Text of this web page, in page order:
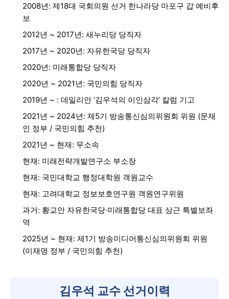
2008년: 제18대 국회의원 선거 한나라당 마포구 갑 예비후
보
2012년 ~ 2017년: 새누리당 당직자
2017년 ~ 2020년: 자유한국당 당직자
2020년: 미래통합당 당직자
2020년 ~ 2021년: 국민의힘 당직자
2019년 ~ : 데일리안 ‘김우석의 이인삼각’ 칼럼 기고
2021년 ~ 2024년: 제5기 방송통신심의위원회 위원 (문재
인 정부 / 국민의힘 추천)
2021년 ~ 현재: 무소속
현재: 미래전략개발연구소 부소장
현재: 국민대학교 행정대학원 객원교수
현재: 고려대학교 정보보호연구원 객원연구위원
과거: 황교안 자유한국당·미래통합당 대표 상근 특별보좌
역
2025년 ~ 현재: 제1기 방송미디어통신심의위원회 위원
(이재명 정부 / 국민의힘 추천)
김우석 교수 선거이력